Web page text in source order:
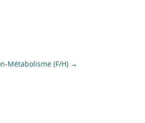
Métabolisme (F/H) →